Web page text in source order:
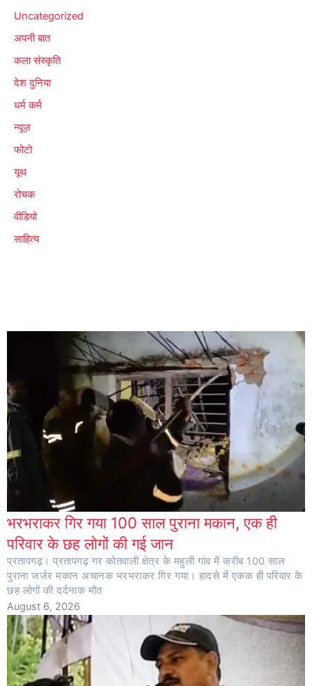
Uncategorized
अपनी बात
कला संस्कृति
देश दुनिया
धर्म कर्म
न्यूज़
फोटो
यूथ
रोचक
वीडियो
साहित्य
भरभराकर गिर गया 100 साल पुराना मकान, एक ही
परिवार के छह लोगों की गई जान
प्रतापगढ़। प्रतापगढ़ गर कोतवाली क्षेत्र के महुली गांव में करीब 100 साल
पुराना जर्जर मकान अचानक भरभराकर गिर गया। हादसे में एकक ही परिवार के
छह लोगों की दर्दनाक मौत
August 6, 2026